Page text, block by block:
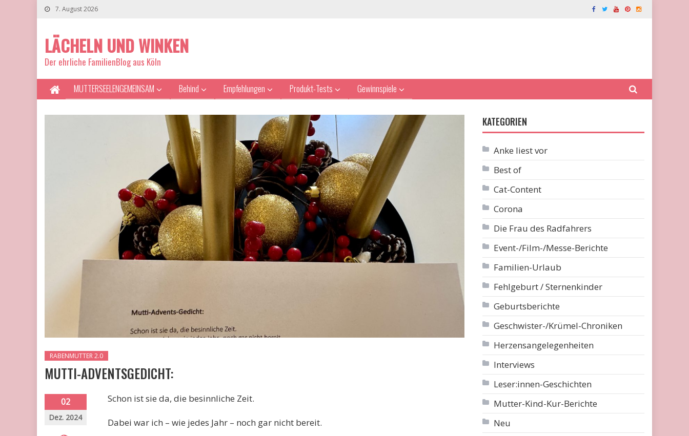
7. August 2026
LÄCHELN UND WINKEN
Der ehrliche FamilienBlog aus Köln
MUTTERSEELENGEMEINSAM Behind Empfehlungen Produkt-Tests Gewinnspiele
RABENMUTTER 2.0
MUTTI-ADVENTSGEDICHT:
02
Dez. 2024
Schon ist sie da, die besinnliche Zeit.
Dabei war ich – wie jedes Jahr – noch gar nicht bereit.
KATEGORIEN
Anke liest vor
Best of
Cat-Content
Corona
Die Frau des Radfahrers
Event-/Film-/Messe-Berichte
Familien-Urlaub
Fehlgeburt / Sternenkinder
Geburtsberichte
Geschwister-/Krümel-Chroniken
Herzensangelegenheiten
Interviews
Leser:innen-Geschichten
Mutter-Kind-Kur-Berichte
Neu